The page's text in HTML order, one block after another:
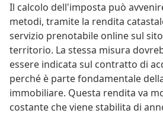
Il calcolo dell'imposta può
metodi, tramite la rendita
servizio prenotabile online sul
territorio. La stessa misura
essere indicata sul contratto di
perché è parte fondamentale
immobiliare. Questa rendita va
costante che viene stabilita di